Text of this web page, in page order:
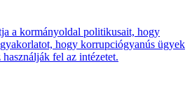
a kormányoldal politikusait, hogy
hogy korrupciógyanús ügyek
fel az intézetet.